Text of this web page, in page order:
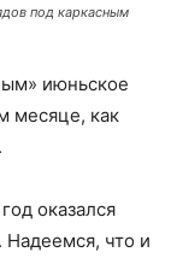
под каркасным
июньское
месяце, как
оказался
что и